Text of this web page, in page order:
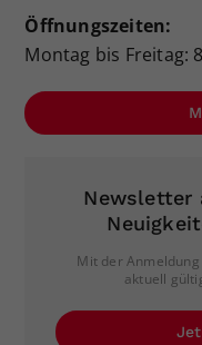
Öffnungszeiten:
Montag bis Freitag:
Newsletter
Mit der
aktuell